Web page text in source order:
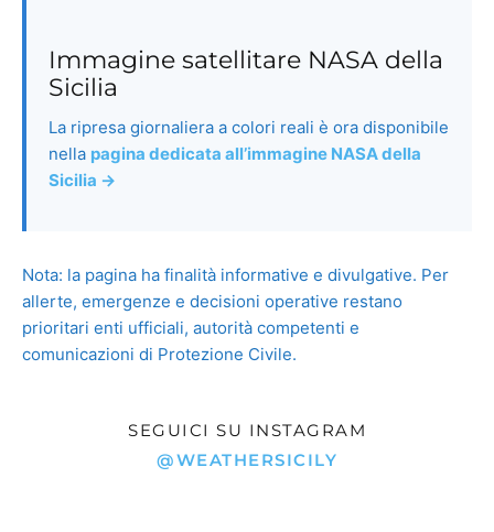
Immagine satellitare NASA della
Sicilia
La ripresa giornaliera a colori reali è ora disponibile
nella pagina dedicata all’immagine NASA della
Sicilia →
Nota: la pagina ha finalità informative e divulgative. Per
allerte, emergenze e decisioni operative restano
prioritari enti ufficiali, autorità competenti e
comunicazioni di Protezione Civile.
SEGUICI SU INSTAGRAM
@WEATHERSICILY